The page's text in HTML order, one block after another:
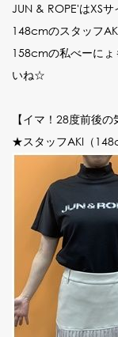
JUN & ROPE'はXS
148cmのスタッフ
158cmの私べーにょ
いね☆
【イマ！28度前後の
★スタッフAKI（